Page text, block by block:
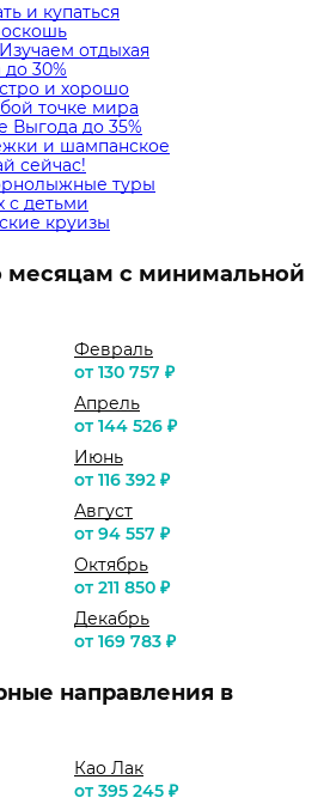
и купаться
Изучаем отдыхая
30%
и хорошо
точке мира
Выгода до 35%
и шампанское
сейчас!
туры
с детьми
круизы
месяцам с минимальной
Февраль
от 130 757 ₽
Апрель
от 144 526 ₽
Июнь
от 116 392 ₽
Август
от 94 557 ₽
Октябрь
от 211 850 ₽
Декабрь
от 169 783 ₽
направления в
Као Лак
от 395 245 ₽